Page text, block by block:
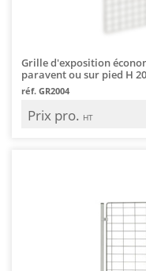
Grille d'exposition
paravent ou sur pied H
réf. GR2004
Prix pro. HT